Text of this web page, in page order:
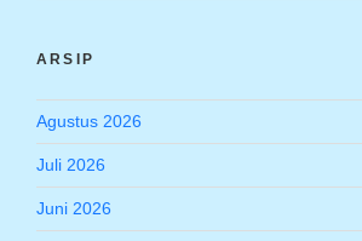
ARSIP
Agustus 2026
Juli 2026
Juni 2026